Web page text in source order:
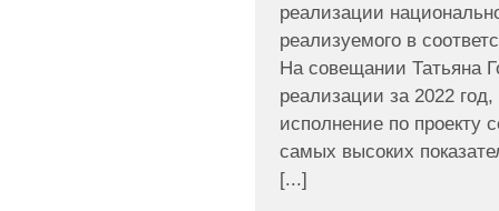
реализации
реализуемого в
На совещании Татьяна
реализации за 2022 год,
исполнение по проекту
самых высоких
[...]